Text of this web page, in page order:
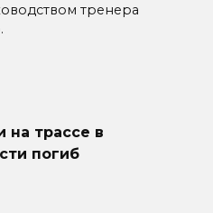
тренера
на трассе в
погиб